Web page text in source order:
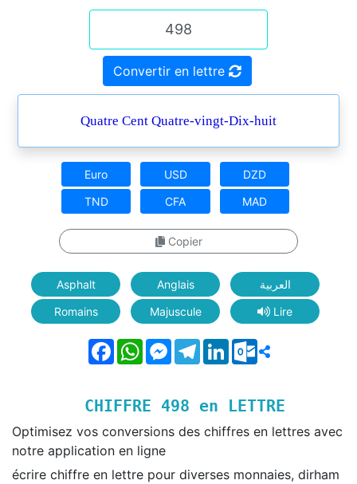
Convertir en lettre
Quatre Cent Quatre-vingt-Dix-huit
Euro USD
DZD
TND
CFA MAD
Copier
Asphalt Anglais
العربية
Romains
Majuscule Lire
FacebookWhatsAppMessenger
Telegram
LinkedInOutlook.com
CHIFFRE 498 en LETTRE
Optimisez vos conversions des chiffres en lettres avec
notre application en ligne
écrire chiffre en lettre pour diverses monnaies, dirham